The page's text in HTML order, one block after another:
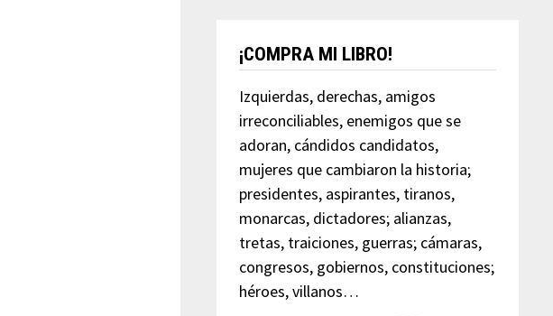
¡COMPRA MI LIBRO!
Izquierdas, derechas, amigos
irreconciliables, enemigos que se
adoran, cándidos candidatos,
mujeres que cambiaron la historia;
presidentes, aspirantes, tiranos,
monarcas, dictadores; alianzas,
tretas, traiciones, guerras; cámaras,
congresos, gobiernos, constituciones;
héroes, villanos…